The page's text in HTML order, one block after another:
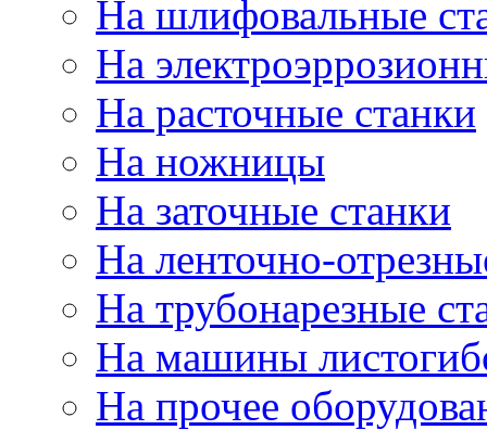
На шлифовальные
На
На расточные станки
На ножницы
На заточные станки
На ленточно-
На трубонарезные
На машины
На прочее